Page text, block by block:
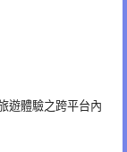
遊體驗之跨平台內